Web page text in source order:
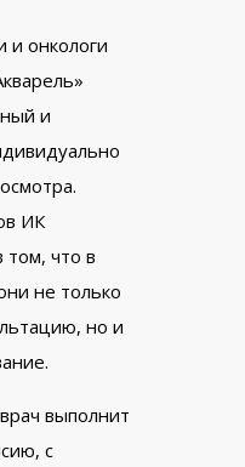
и онкологи
и
ИК
том, что в
не только
но и
выполнит
с